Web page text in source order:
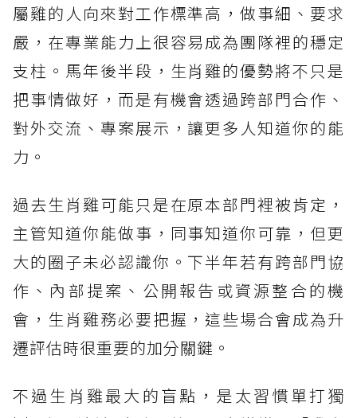
屬雞的人向來對工作標準高，做事細、要求
嚴，在專業能力上很容易成為團隊裡的穩定
支柱。馬年後半段，生肖雞的優勢將不只是
把事情做好，而是有機會透過跨部門合作、
對外交流、專案展示，讓更多人知道你的能
力。
過去生肖雞可能只是在原本部門裡被肯定，
主管知道你能做事，同事知道你可靠，但更
大的圈子未必認識你。下半年若有跨部門協
作、內部提案、公開報告或資源整合的機
會，生肖雞務必要把握，這些場合會成為升
遷評估時很重要的加分關鍵。
不過生肖雞最大的盲點，是太習慣單打獨